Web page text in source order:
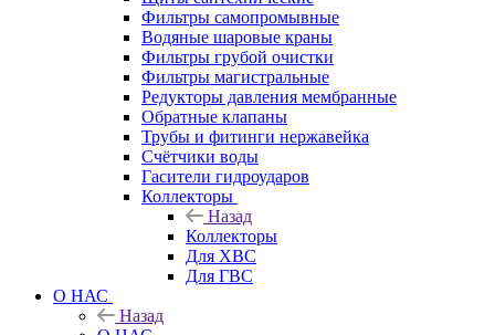
Фильтры самопромывные
Водяные шаровые краны
Фильтры грубой очистки
Фильтры магистральные
Редукторы давления мембранные
Обратные клапаны
Трубы и фитинги нержавейка
Счётчики воды
Гасители гидроударов
Коллекторы
Назад
Коллекторы
Для ХВС
Для ГВС
О НАС
Назад